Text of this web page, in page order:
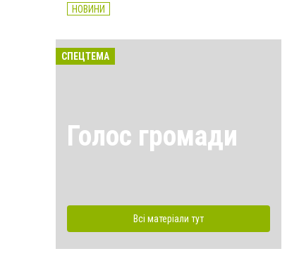
НОВИНИ
СПЕЦТЕМА
Голос громади
Всі матеріали тут